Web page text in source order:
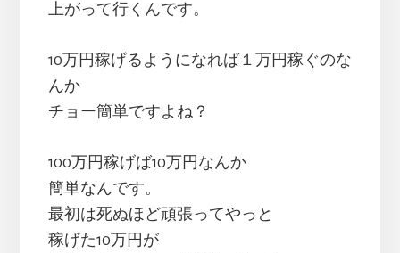
上がって行くんです。
10万円稼げるようになれば１万円稼ぐのな
んか
チョー簡単ですよね？
100万円稼げば10万円なんか
簡単なんです。
最初は死ぬほど頑張ってやっと
稼げた10万円が